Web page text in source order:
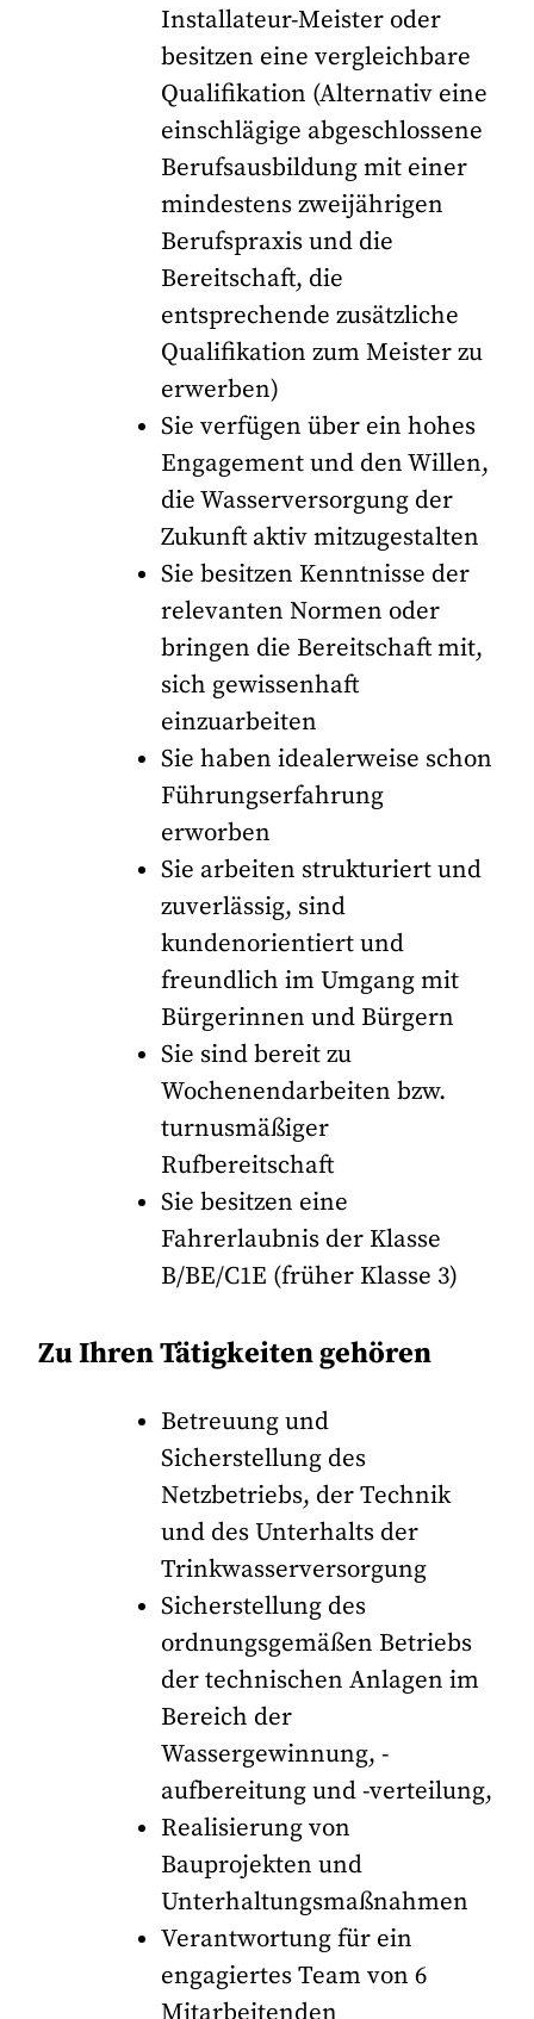
Installateur-Meister oder
besitzen eine vergleichbare
Qualifikation (Alternativ eine
einschlägige abgeschlossene
Berufsausbildung mit einer
mindestens zweijährigen
Berufspraxis und die
Bereitschaft, die
entsprechende zusätzliche
Qualifikation zum Meister zu
erwerben)
Sie verfügen über ein hohes
Engagement und den Willen,
die Wasserversorgung der
Zukunft aktiv mitzugestalten
Sie besitzen Kenntnisse der
relevanten Normen oder
bringen die Bereitschaft mit,
sich gewissenhaft
einzuarbeiten
Sie haben idealerweise schon
Führungserfahrung
erworben
Sie arbeiten strukturiert und
zuverlässig, sind
kundenorientiert und
freundlich im Umgang mit
Bürgerinnen und Bürgern
Sie sind bereit zu
Wochenendarbeiten bzw.
turnusmäßiger
Rufbereitschaft
Sie besitzen eine
Fahrerlaubnis der Klasse
B/BE/C1E (früher Klasse 3)
Zu Ihren Tätigkeiten gehören
Betreuung und
Sicherstellung des
Netzbetriebs, der Technik
und des Unterhalts der
Trinkwasserversorgung
Sicherstellung des
ordnungsgemäßen Betriebs
der technischen Anlagen im
Bereich der
Wassergewinnung, -
aufbereitung und -verteilung,
Realisierung von
Bauprojekten und
Unterhaltungsmaßnahmen
Verantwortung für ein
engagiertes Team von 6